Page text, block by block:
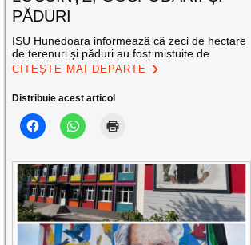
PĂDURI
ISU Hunedoara informează că zeci de hectare
de terenuri și păduri au fost mistuite de
CITEȘTE MAI DEPARTE
Distribuie acest articol